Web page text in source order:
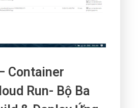
Container
Run- Bộ Ba